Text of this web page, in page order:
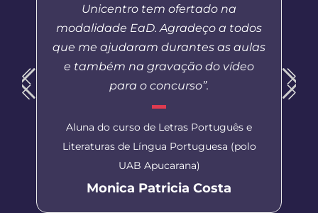
Unicentro tem ofertado na
modalidade EaD. Agradeço a todos
que me ajudaram durantes as aulas
e também na gravação do vídeo
para o concurso”.
Aluna do curso de Letras Português e
Literaturas de Língua Portuguesa (polo
UAB Apucarana)
Monica Patricia Costa